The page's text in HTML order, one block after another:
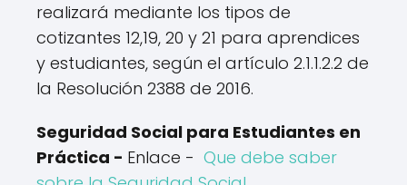
realizará mediante los tipos de
cotizantes 12,19, 20 y 21 para aprendices
y estudiantes, según el artículo 2.1.1.2.2 de
la Resolución 2388 de 2016.
Seguridad Social para Estudiantes en
Práctica - Enlace - Que debe saber